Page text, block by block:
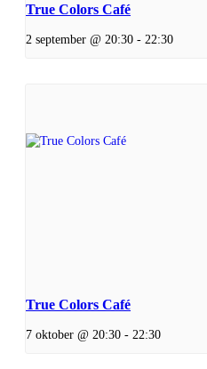
True Colors Café
2 september @ 20:30 - 22:30
True Colors Café
7 oktober @ 20:30 - 22:30